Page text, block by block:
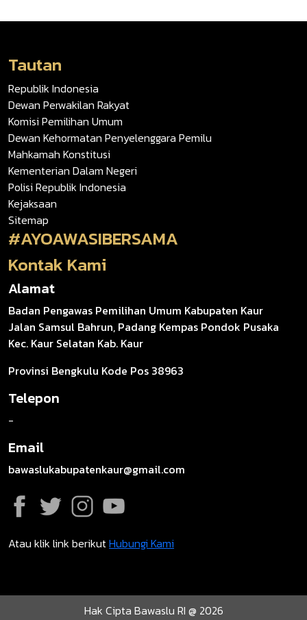
Tautan
Republik Indonesia
Dewan Perwakilan Rakyat
Komisi Pemilihan Umum
Dewan Kehormatan Penyelenggara Pemilu
Mahkamah Konstitusi
Kementerian Dalam Negeri
Polisi Republik Indonesia
Kejaksaan
Sitemap
#AYOAWASIBERSAMA
Kontak Kami
Alamat
Badan Pengawas Pemilihan Umum Kabupaten Kaur
Jalan Samsul Bahrun, Padang Kempas Pondok Pusaka
Kec. Kaur Selatan Kab. Kaur
Provinsi Bengkulu Kode Pos 38963
Telepon
-
Email
bawaslukabupatenkaur@gmail.com
Atau klik link berikutHubungi Kami
Hak Cipta Bawaslu RI @ 2026